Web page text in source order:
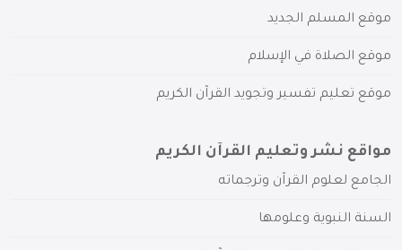
موقع المسلم الجديد
موقع الصلاة في الإسلام
موقع تعليم تفسير وتجويد القرآن الكريم
مواقع نشر وتعليم القرآن الكريم
الجامع لعلوم القرآن وترجماته
السنة النبوية وعلومها